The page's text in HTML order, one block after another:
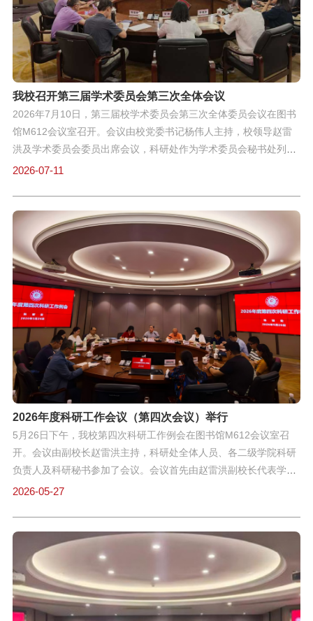
我校召开第三届学术委员会第三次全体会议
2026年7月10日，第三届校学术委员会第三次全体委员会议在图书
馆M612会议室召开。会议由校党委书记杨伟人主持，校领导赵雷
洪及学术委员会委员出席会议，科研处作为学术委员会秘书处列席
会议。会议首先审议通过了学术委员会人事调整事项。经全体委员
系的重要举措，并要求在下学期开学后全面启动学术委员会委员的
增补工作，进一步优化组织架构，确保学术评议与学科建设工作的
规范化运行。会上，赵雷洪副校长专题通报了学校工程学、一般社
会科学两大领域的ESI最新数据。围绕如何进一步冲刺ESI前1%学
科目标，与会委员展开了深入研讨，并形成了系统性的提升方案会
议最后，杨伟人书记和赵雷洪副校长对后续学术委员会工作开展提
出了期望和要求。此次会议的召开，为确保综述论文攻坚取得实
效，为学校高质量发展提供坚实的学术支撑。
2026-07-11
2026年度科研工作会议（第四次会议）举行
5月26日下午，我校第四次科研工作例会在图书馆M612会议室召
开。会议由副校长赵雷洪主持，科研处全体人员、各二级学院科研
负责人及科研秘书参加了会议。会议首先由赵雷洪副校长代表学校
欢迎杨骁处长履新，并向与会人员简要介绍了杨处长的学术背景与
果与新一轮团队申报初审、重点学科建设启动及相关ISO四阶表单
全面更新、国家社科基金项目申报组织等。杨处长在此基础上分析
了存在问题，并提出后续工作思路。赵雷洪副校长在讲话中强调，
各单位应紧密围绕学科建设与团队发展，提前谋划、扎实推进；全
校科研队伍要凝心聚力，务实创新，力争在高级别项目与高水平成
2026-05-27